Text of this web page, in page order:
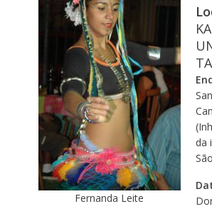
Fernanda Leite
da